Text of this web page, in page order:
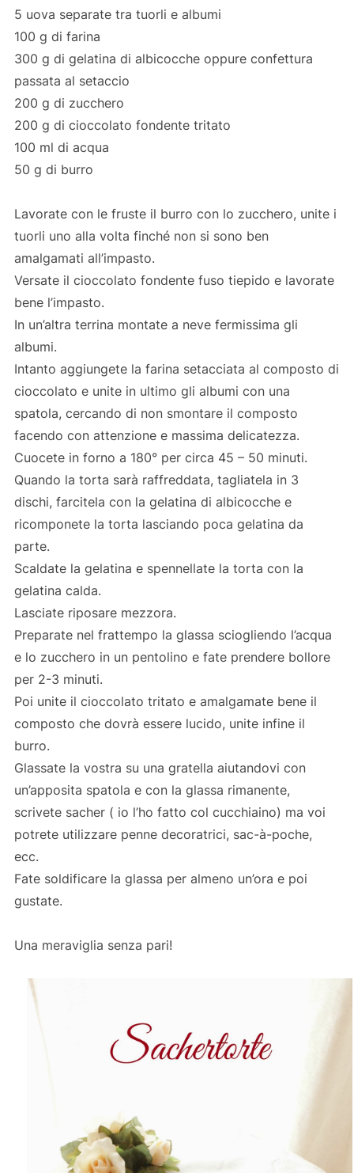
5 uova separate tra tuorli e albumi
100 g di farina
300 g di gelatina di albicocche oppure confettura
passata al setaccio
200 g di zucchero
200 g di cioccolato fondente tritato
100 ml di acqua
50 g di burro
Lavorate con le fruste il burro con lo zucchero, unite i
tuorli uno alla volta finché non si sono ben
amalgamati all’impasto.
Versate il cioccolato fondente fuso tiepido e lavorate
bene l’impasto.
In un’altra terrina montate a neve fermissima gli
albumi.
Intanto aggiungete la farina setacciata al composto di
cioccolato e unite in ultimo gli albumi con una
spatola, cercando di non smontare il composto
facendo con attenzione e massima delicatezza.
Cuocete in forno a 180° per circa 45 – 50 minuti.
Quando la torta sarà raffreddata, tagliatela in 3
dischi, farcitela con la gelatina di albicocche e
ricomponete la torta lasciando poca gelatina da
parte.
Scaldate la gelatina e spennellate la torta con la
gelatina calda.
Lasciate riposare mezzora.
Preparate nel frattempo la glassa sciogliendo l’acqua
e lo zucchero in un pentolino e fate prendere bollore
per 2-3 minuti.
Poi unite il cioccolato tritato e amalgamate bene il
composto che dovrà essere lucido, unite infine il
burro.
Glassate la vostra su una gratella aiutandovi con
un’apposita spatola e con la glassa rimanente,
scrivete sacher ( io l’ho fatto col cucchiaino) ma voi
potrete utilizzare penne decoratrici, sac-à-poche,
ecc.
Fate soldificare la glassa per almeno un’ora e poi
gustate.
Una meraviglia senza pari!